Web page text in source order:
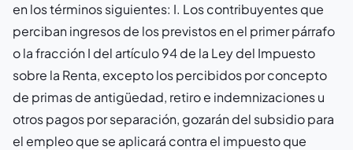
en los términos siguientes: I. Los contribuyentes que
perciban ingresos de los previstos en el primer párrafo
o la fracción I del artículo 94 de la Ley del Impuesto
sobre la Renta, excepto los percibidos por concepto
de primas de antigüedad, retiro e indemnizaciones u
otros pagos por separación, gozarán del subsidio para
el empleo que se aplicará contra el impuesto que